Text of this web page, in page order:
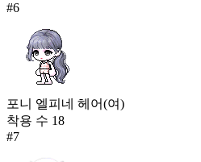
#6
포니 엘피네 헤어(여)
착용 수 18
#7